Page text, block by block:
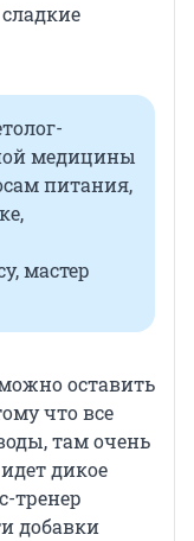
медицины
питания,
мастер
оставить
что все
там очень
дикое
тренер
добавки